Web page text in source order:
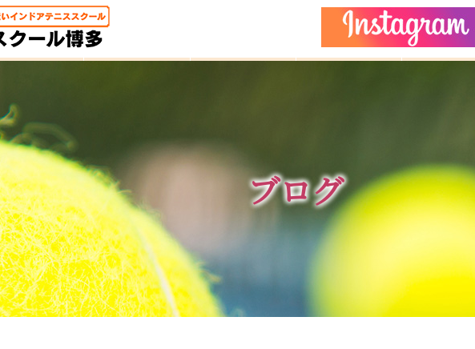
人クラス 子どもクラス イベント 施設ガイ
ブログ